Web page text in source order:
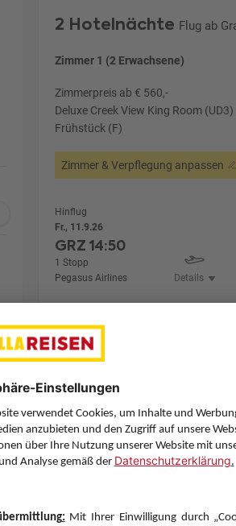
2 Hotelnächte Flug ab
Zimmer 1 (2 Erwachsene)
Zimmerpreis ab € 560,-
Deluxe Creek View King Room (UD3)
Frühstück (F)
Zimmer & Verpflegung anpassen
Hinflug
Fr., 11.9.26
GRZ14:50
1 Stopp
Pegasus Airlines
Details
2 Hotelnächte Flug ab
Zimmer 1 (2 Erwachsene)
Frühstück (F)